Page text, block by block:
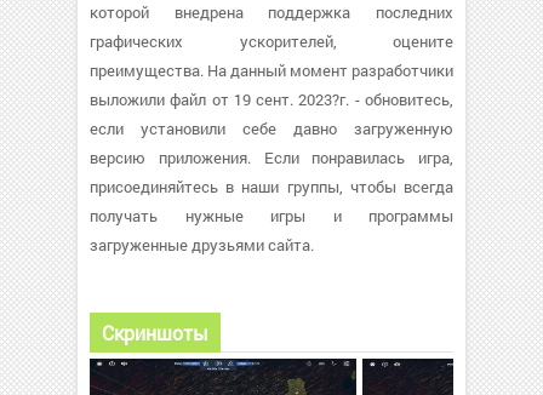
которой внедрена поддержка последних
графических ускорителей, оцените
преимущества. На данный момент разработчики
выложили файл от 19 сент. 2023?г. - обновитесь,
если установили себе давно загруженную
версию приложения. Если понравилась игра,
присоединяйтесь в наши группы, чтобы всегда
получать нужные игры и программы
загруженные друзьями сайта.
Скриншоты